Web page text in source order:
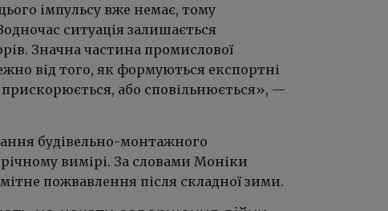
імпульсу вже немає, тому
ситуація залишається
Значна частина промислової
від того, як формуються експортні
або сповільнюється», —
будівельно-монтажного
вимірі. За словами Моніки
пожвавлення після складної зими.